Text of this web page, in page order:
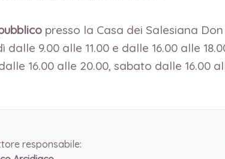
presso la Casa dei Salesiana
9.00 alle 11.00 e dalle 16.00 alle
16.00 alle 20.00, sabato dalle 16.00
responsabile: